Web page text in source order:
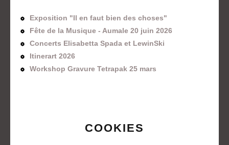
Exposition "Il en faut bien des choses"
Fête de la Musique - Aumale 20 juin 2026
Concerts Elisabetta Spada et LewinSki
Itinerart 2026
Workshop Gravure Tetrapak 25 mars
COOKIES